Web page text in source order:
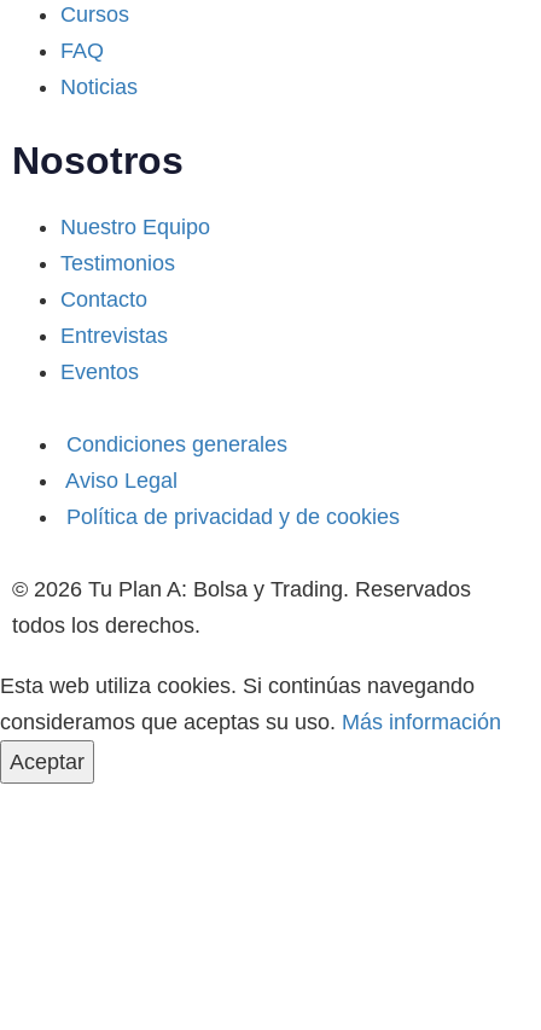
Cursos
FAQ
Noticias
Nosotros
Nuestro Equipo
Testimonios
Contacto
Entrevistas
Eventos
Condiciones generales
Aviso Legal
Política de privacidad y de cookies
© 2026 Tu Plan A: Bolsa y Trading. Reservados
todos los derechos.
Esta web utiliza cookies. Si continúas navegando
consideramos que aceptas su uso. Más información
Aceptar